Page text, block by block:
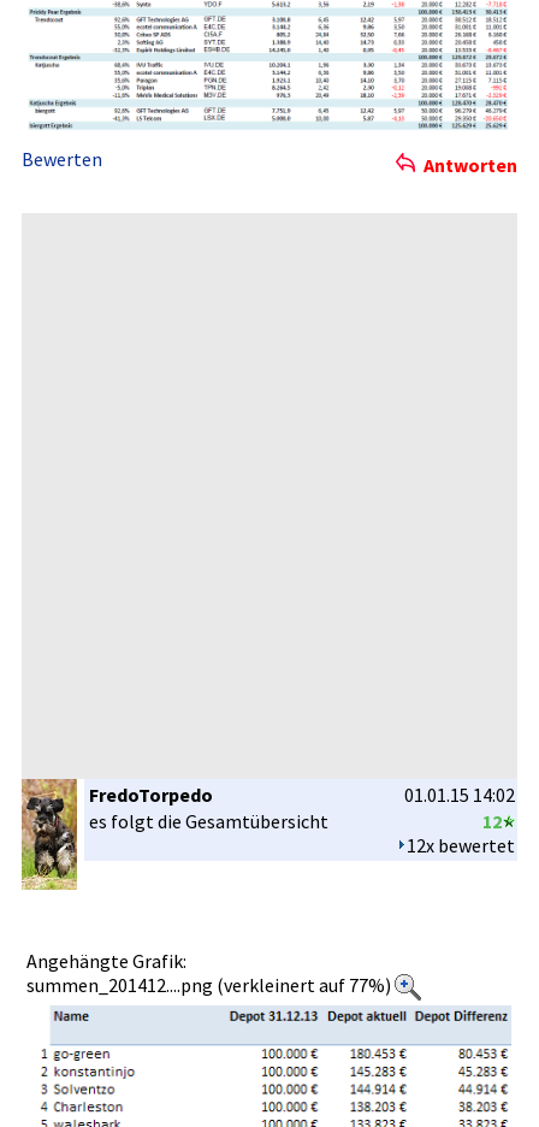
Bewerten Antworten
FredoTorpedo
01.01.15 14:02
12
12x bewertet
es folgt die Gesamtüber­sicht
Angehängte Grafik:
summen_201412....png (verkleinert auf 77%)